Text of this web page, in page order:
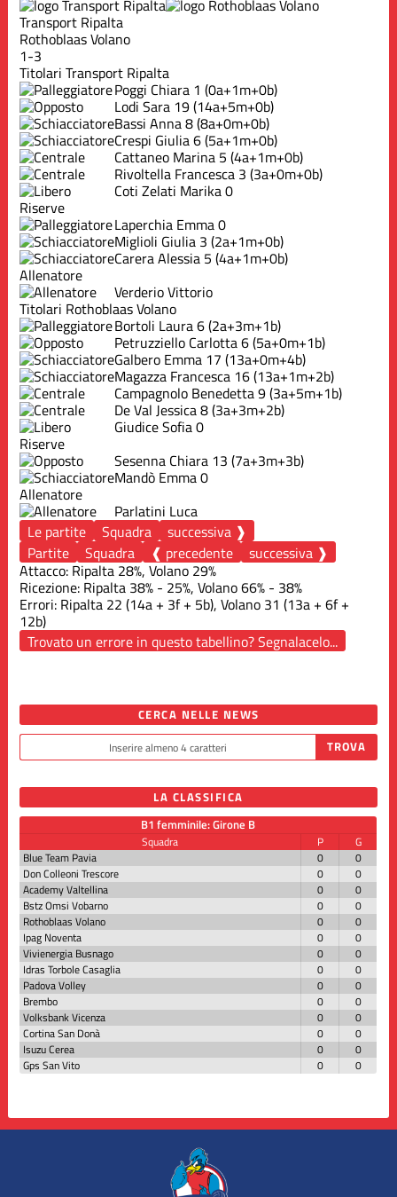
Transport Ripalta
Rothoblaas Volano
1-3
Titolari Transport Ripalta
Poggi Chiara 1 (0a+1m+0b)
Lodi Sara 19(14a+5m+0b)
Bassi Anna8(8a+0m+0b)
Crespi Giulia6(5a+1m+0b)
Cattaneo Marina 5 (4a+1m+0b)
Rivoltella Francesca 3 (3a+0m+0b)
Coti Zelati Marika0
Riserve
Laperchia Emma0
Miglioli Giulia 3 (2a+1m+0b)
Carera Alessia 5 (4a+1m+0b)
Allenatore
Verderio Vittorio
Titolari Rothoblaas Volano
Bortoli Laura6(2a+3m+1b)
Petruzziello Carlotta6(5a+0m+1b)
Galbero Emma 17 (13a+0m+4b)
Magazza Francesca 16(13a+1m+2b)
Campagnolo Benedetta9(3a+5m+1b)
De Val Jessica8(3a+3m+2b)
Giudice Sofia0
Riserve
Sesenna Chiara 13 (7a+3m+3b)
Mandò Emma0
Allenatore
Parlatini Luca
Le partite
Squadra
successiva ❱
Partite
Squadra ❰ precedente
successiva ❱
Attacco: Ripalta 28%, Volano 29%
Ricezione: Ripalta 38% - 25%, Volano 66% - 38%
Errori: Ripalta 22 (14a + 3f + 5b), Volano 31 (13a + 6f +
12b)
Trovato un errore in questo tabellino? Segnalacelo...
CERCA NELLE NEWS
LA CLASSIFICA
B1 femminile: Girone B
Squadra P
G
Blue Team Pavia
0
0
Don Colleoni Trescore
0
0
Academy Valtellina
0
0
Bstz Omsi Vobarno
0
0
Rothoblaas Volano
0
0
Ipag Noventa
0
0
Vivienergia Busnago
0
0
Idras Torbole Casaglia
0
0
Padova Volley
0
0
Brembo
0
0
Volksbank Vicenza
0
0
Cortina San Donà
0
0
Isuzu Cerea
0
0
Gps San Vito
0 0